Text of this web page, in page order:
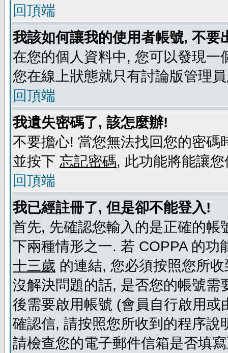
回頂端
我該如何讓我的使用者帳號, 不
在您的個人資料中, 您可以發現一
您在線上狀態就只有討論版管理
回頂端
我遺失密碼了, 該怎麼辦!
不要擔心! 當您無法找回您的密
並按下 忘記密碼, 此功能將能讓
回頂端
我已經註冊了, 但是卻不能登入!
首先, 先確認您輸入的是正確的
下兩種情形之一. 若 COPPA 的
十三歲 的連結, 您必須按照您所
沒解決問題的話, 是否您的帳號
後需要啟用帳號 (會員自行啟用
確認信, 請按照您所收到的程序
請檢查您的電子郵件信箱是否填